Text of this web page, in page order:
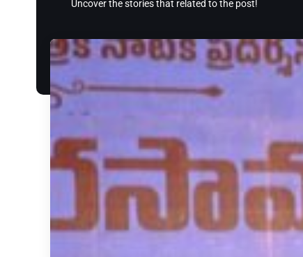
Uncover the stories that related to the post!